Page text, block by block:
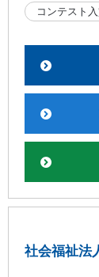
コンテスト
社会福祉法